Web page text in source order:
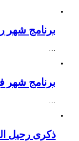
برنامج شهر
…
برنامج شهر
…
ذكرى رحيل